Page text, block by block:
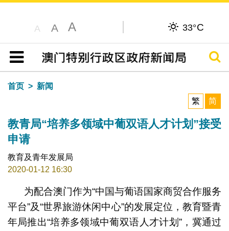
A A A 33°C
目录
搜寻
首页
新闻
繁
简
教青局“培养多领域中葡双语人才计划”接受
申请
教育及青年发展局
2020-01-12 16:30
为配合澳门作为“中国与葡语国家商贸合作服务
平台”及“世界旅游休闲中心”的发展定位，教育暨青
年局推出“培养多领域中葡双语人才计划”，冀通过